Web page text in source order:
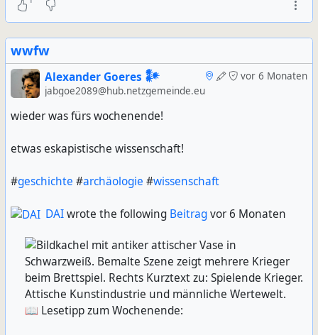
wwfw
vor 6 Monaten
Alexander Goeres 𒀯
jabgoe2089@hub.netzgemeinde.eu
wieder was fürs wochenende!
etwas eskapistische wissenschaft!
#geschichte #archäologie #wissenschaft
DAIwrote the following Beitragvor 6 Monaten
📖 Lesetipp zum Wochenende: